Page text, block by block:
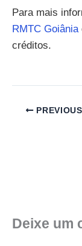
Para mais
RMTC Goiânia
créditos.
PREVIOUS
Deixe um